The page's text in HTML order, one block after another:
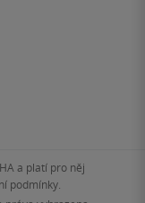
a platí pro něj
podmínky